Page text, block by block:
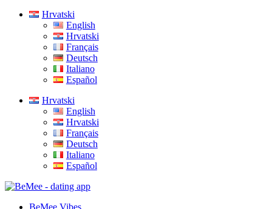
Hrvatski
English
Hrvatski
Français
Deutsch
Italiano
Español
Hrvatski
English
Hrvatski
Français
Deutsch
Italiano
Español